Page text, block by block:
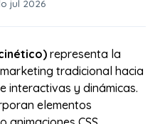
jul 2026
representa la
tradicional hacia
interactivas y dinámicas.
elementos